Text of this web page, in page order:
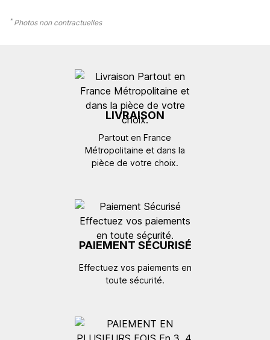
*Photos non contractuelles
LIVRAISON
Partout en France
Métropolitaine et dans la
pièce de votre choix.
PAIEMENT SÉCURISÉ
Effectuez vos paiements en
toute sécurité.